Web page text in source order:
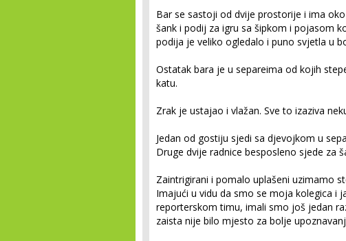
Bar se sastoji od dvije prostorije i ima
šank i podij za igru sa šipkom i pojasom
podija je veliko ogledalo i puno svjetla u
Ostatak bara je u separeima od kojih
katu.
Zrak je ustajao i vlažan. Sve to izaziva
Jedan od gostiju sjedi sa djevojkom u
Druge dvije radnice besposleno sjede za
Zaintrigirani i pomalo uplašeni uzimamo
Imajući u vidu da smo se moja kolegica i
reporterskom timu, imali smo još jedan
zaista nije bilo mjesto za bolje